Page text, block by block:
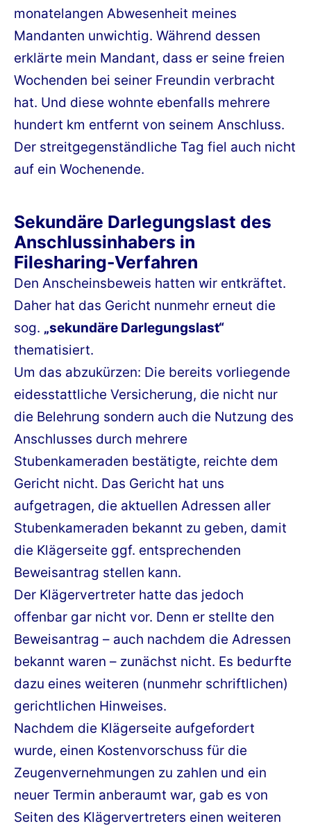
monatelangen Abwesenheit meines
Mandanten unwichtig. Während dessen
erklärte mein Mandant, dass er seine freien
Wochenden bei seiner Freundin verbracht
hat. Und diese wohnte ebenfalls mehrere
hundert km entfernt von seinem Anschluss.
Der streitgegenständliche Tag fiel auch nicht
auf ein Wochenende.
Sekundäre Darlegungslast des
Anschlussinhabers in
Filesharing-Verfahren
Den Anscheinsbeweis hatten wir entkräftet.
Daher hat das Gericht nunmehr erneut die
sog. „sekundäre Darlegungslast“
thematisiert.
Um das abzukürzen: Die bereits vorliegende
eidesstattliche Versicherung, die nicht nur
die Belehrung sondern auch die Nutzung des
Anschlusses durch mehrere
Stubenkameraden bestätigte, reichte dem
Gericht nicht. Das Gericht hat uns
aufgetragen, die aktuellen Adressen aller
Stubenkameraden bekannt zu geben, damit
die Klägerseite ggf. entsprechenden
Beweisantrag stellen kann.
Der Klägervertreter hatte das jedoch
offenbar gar nicht vor. Denn er stellte den
Beweisantrag – auch nachdem die Adressen
bekannt waren – zunächst nicht. Es bedurfte
dazu eines weiteren (nunmehr schriftlichen)
gerichtlichen Hinweises.
Nachdem die Klägerseite aufgefordert
wurde, einen Kostenvorschuss für die
Zeugenvernehmungen zu zahlen und ein
neuer Termin anberaumt war, gab es von
Seiten des Klägervertreters einen weiteren